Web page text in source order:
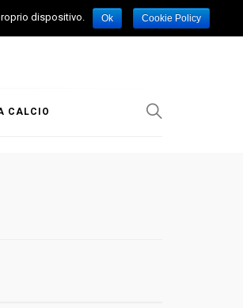
CALCIO
dispositivo. Ok Cookie Policy